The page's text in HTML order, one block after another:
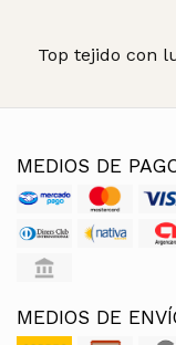
Top tejido con
MEDIOS DE
MEDIOS DE